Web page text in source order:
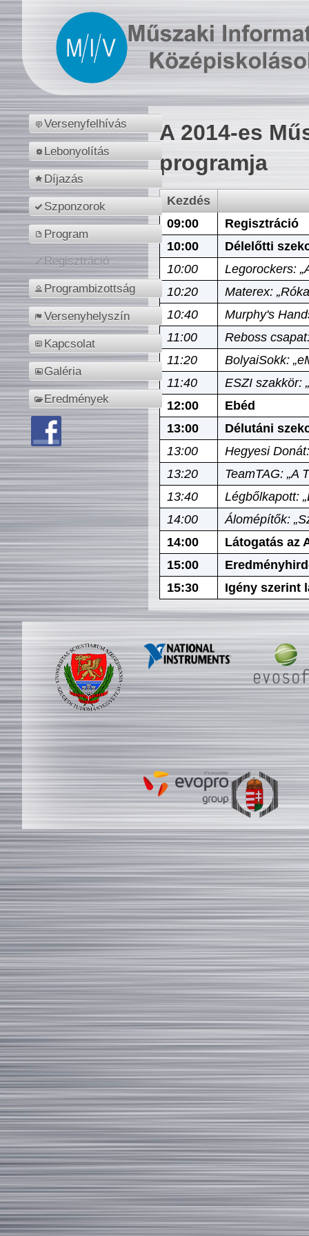
Versenyfelhívás
Lebonyolítás
Díjazás
Szponzorok
Program
Regisztráció
Programbizottság
Versenyhelyszín
Kapcsolat
Galéria
Eredmények
A 2014-es
programja
Kezdés
09:00
Regisztráció
10:00
Délelőtti
10:00
Legorockers:
10:20
Materex:
10:40
Murphy's
11:00
Reboss
11:20
BolyaiSokk:
11:40
ESZI szakkör:
12:00
Ebéd
13:00
Délutáni
13:00
Hegyesi
13:20
TeamTAG: „A
13:40
Légbőlkapott:
14:00
Álomépítők:
14:00
Látogatás az
15:00
15:30
Igény szerint